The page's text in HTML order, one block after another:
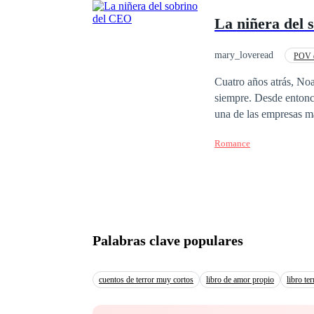
pequeño retoño se
La niñera del
mary_loveread POV
Cuatro años atrás,
siempre. Desde
una de las empresas
Denisse White intenta
cabello rizado que resultó
con contratos ni
Romance
Palabras clave populares
cuentos de terror muy cortos libro de amor propio libro